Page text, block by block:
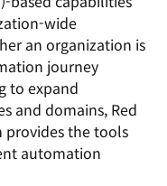
wide
an organization is
journey
to expand
and domains, Red
provides the tools
automation